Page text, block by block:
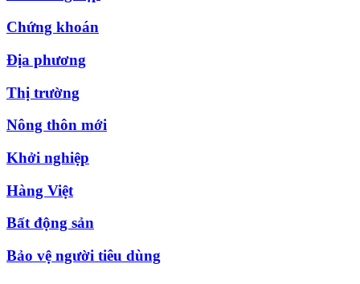
Chứng khoán
Địa phương
Thị trường
Nông thôn mới
Khởi nghiệp
Hàng Việt
Bất động sản
Bảo vệ người tiêu dùng